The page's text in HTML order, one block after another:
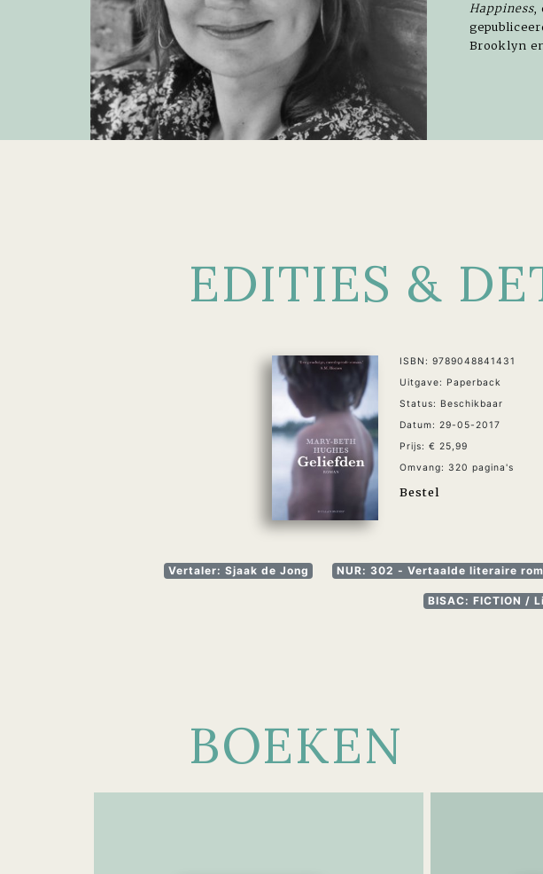
Happiness
Brooklyn
EDITIES &
ISBN: 9789048841431
Uitgave: Paperback
Status: Beschikbaar
Datum: 29-05-2017
Prijs: € 25,99
Omvang: 320 pagina's
Bestel
Vertaler: Sjaak de Jong NUR: 302 - Vertaalde literaire
BISAC: FICTION /
BOEKEN